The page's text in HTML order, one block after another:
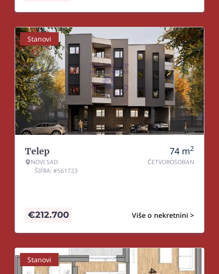
Stanovi
Telep
NOVI SAD
ŠIFRA: #561723
74 m2
ČETVOROSOBAN
Više o nekretnini >
€212.700
Stanovi